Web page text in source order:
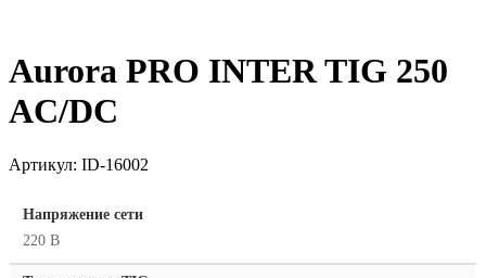
Aurora PRO INTER TIG 250
AC/DC
Артикул: ID-16002
Напряжение сети
220 В